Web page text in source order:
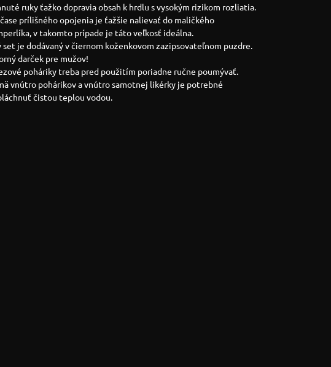
ruky ťažko dopravia obsah k hrdlu s vysokým rizikom rozliatia.
prílišného opojenia je ťažšie nalievať do maličkého
v takomto prípade je táto veľkosť ideálna.
set je dodávaný v čiernom koženkovom zazipsovateľnom puzdre.
darček pre mužov!
poháriky treba pred použitím poriadne ručne poumývať.
vnútro pohárikov a vnútro samotnej likérky je potrebné
čistou teplou vodou.